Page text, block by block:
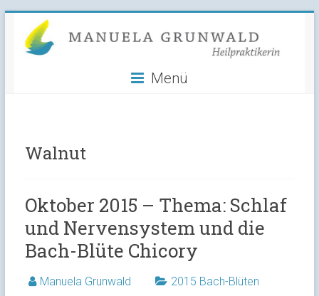
content
Manuela
Grunwald
Menü
Walnut
Oktober 2015 – Thema: Schlaf
und Nervensystem und die
Bach-Blüte Chicory
Manuela Grunwald 2015 Bach-Blüten